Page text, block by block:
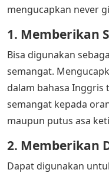
mengucapkan never
1. Memberikan
Bisa digunakan
semangat.
dalam bahasa Inggris
semangat kepada
maupun putus asa
2. Memberikan
Dapat digunakan